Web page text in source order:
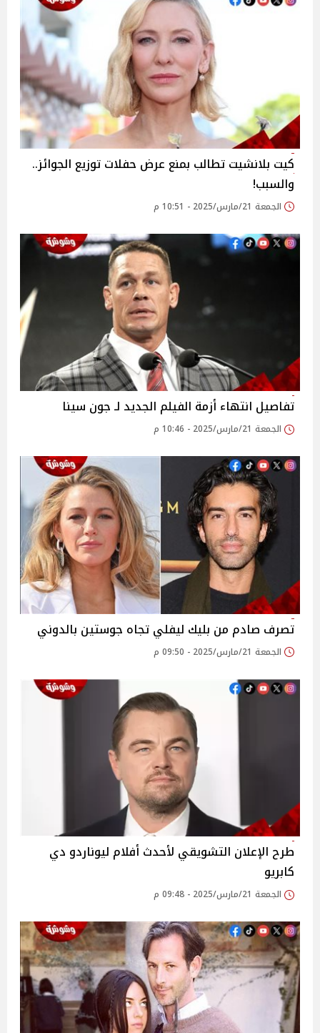
كيت بلانشيت تطالب بمنع عرض حفلات توزيع الجوائز..
والسبب!
الجمعة 21/مارس/2025 - 10:51 م
تفاصيل انتهاء أزمة الفيلم الجديد لـ جون سينا
الجمعة 21/مارس/2025 - 10:46 م
تصرف صادم من بليك ليفلي تجاه جوستين بالدوني
الجمعة 21/مارس/2025 - 09:50 م
طرح الإعلان التشويقي لأحدث أفلام ليوناردو دي
كابريو
الجمعة 21/مارس/2025 - 09:48 م